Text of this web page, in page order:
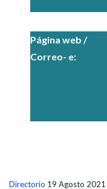
Directorio 19 Agosto 2021